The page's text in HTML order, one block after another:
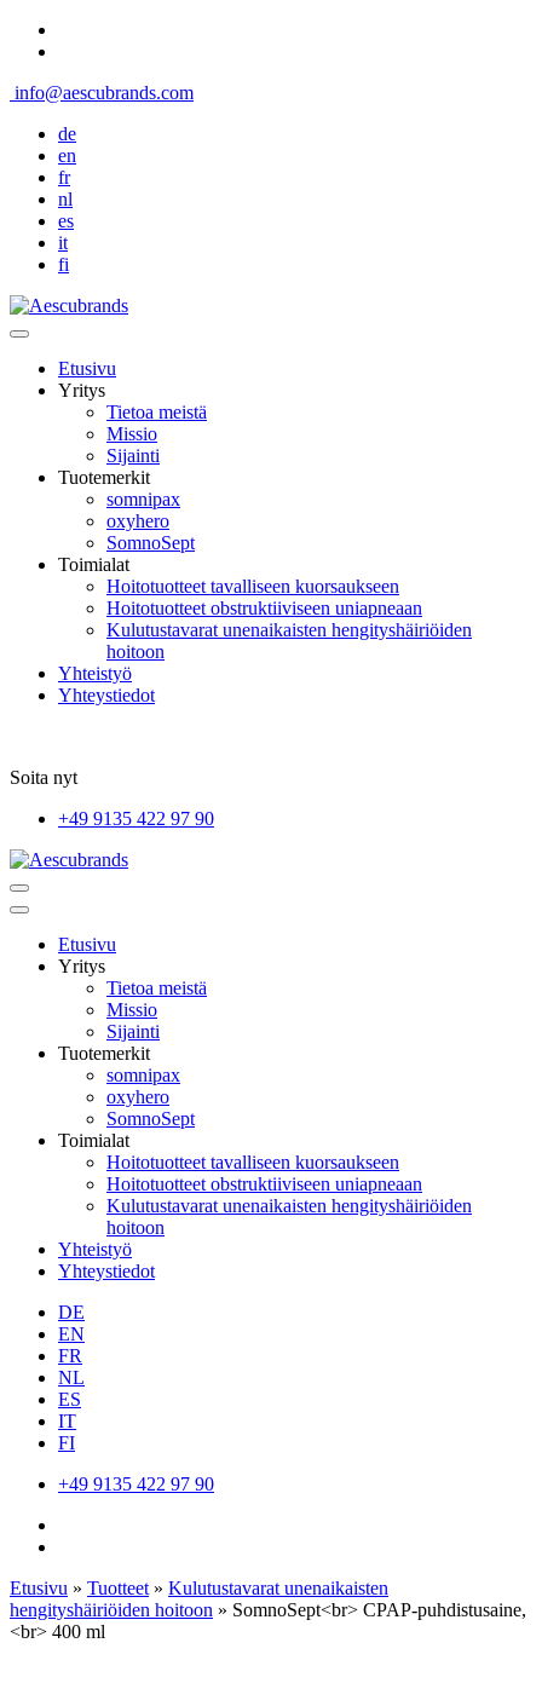
info@aescubrands.com
de
en
fr
nl
es
it
fi
Etusivu
Yritys
Tietoa meistä
Missio
Sijainti
Tuotemerkit
somnipax
oxyhero
SomnoSept
Toimialat
Hoitotuotteet tavalliseen kuorsaukseen
Hoitotuotteet obstruktiiviseen uniapneaan
Kulutustavarat unenaikaisten hengityshäiriöiden
hoitoon
Yhteistyö
Yhteystiedot
Soita nyt
+49 9135 422 97 90
Etusivu
Yritys
Tietoa meistä
Missio
Sijainti
Tuotemerkit
somnipax
oxyhero
SomnoSept
Toimialat
Hoitotuotteet tavalliseen kuorsaukseen
Hoitotuotteet obstruktiiviseen uniapneaan
Kulutustavarat unenaikaisten hengityshäiriöiden
hoitoon
Yhteistyö
Yhteystiedot
DE
EN
FR
NL
ES
IT
FI
+49 9135 422 97 90
Etusivu » Tuotteet » Kulutustavarat unenaikaisten
hengityshäiriöiden hoitoon » SomnoSept<br> CPAP-puhdistusaine,
<br> 400 ml